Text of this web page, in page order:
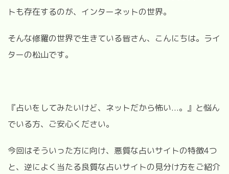
トも存在するのが、インターネットの世界。
そんな修羅の世界で生きている皆さん、こんにちは。ライ
ターの松山です。
『占いをしてみたいけど、ネットだから怖い...。』と悩ん
でいる方、ご安心ください。
今回はそういった方に向け、悪質な占いサイトの特徴4つ
と、逆によく当たる良質な占いサイトの見分け方をご紹介